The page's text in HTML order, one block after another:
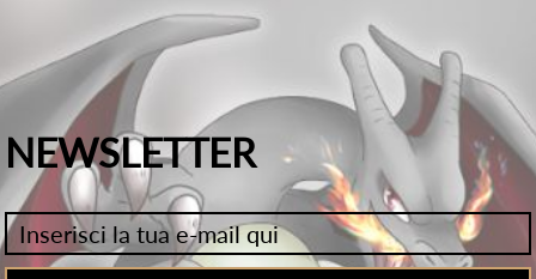
NEWSLETTER